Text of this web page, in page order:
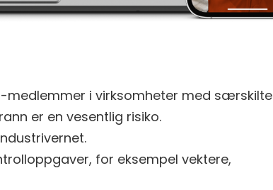
medlemmer i virksomheter med særskilte
er en vesentlig risiko.
for eksempel vektere,